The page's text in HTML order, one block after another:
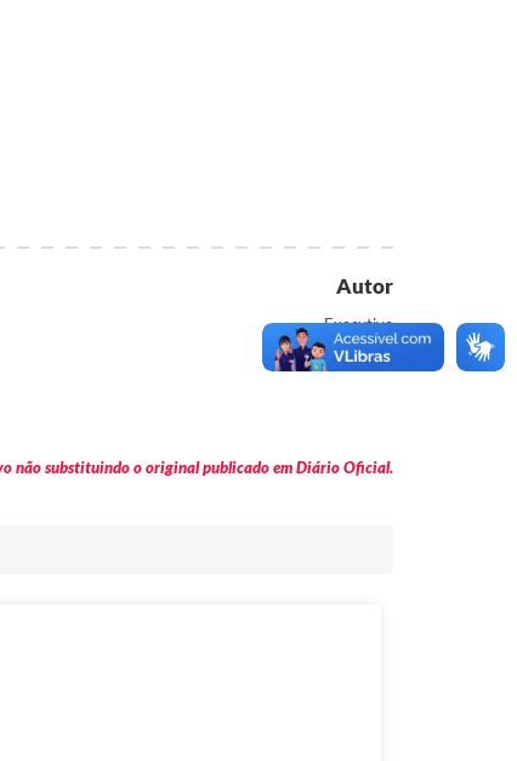
Autor
Executivo
não substituindo o original publicado em Diário Oficial.